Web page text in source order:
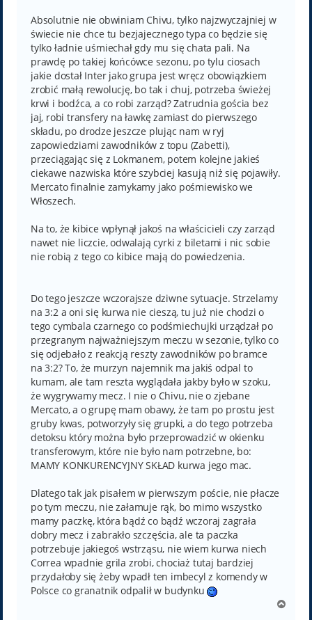
Absolutnie nie obwiniam Chivu, tylko najzwyczajniej w
świecie nie chce tu bezjajecznego typa co będzie się
tylko ładnie uśmiechał gdy mu się chata pali. Na
prawdę po takiej końcówce sezonu, po tylu ciosach
jakie dostał Inter jako grupa jest wręcz obowiązkiem
zrobić małą rewolucję, bo tak i chuj, potrzeba świeżej
krwi i bodźca, a co robi zarząd? Zatrudnia gościa bez
jaj, robi transfery na ławkę zamiast do pierwszego
składu, po drodze jeszcze plując nam w ryj
zapowiedziami zawodników z topu (Zabetti),
przeciągając się z Lokmanem, potem kolejne jakieś
ciekawe nazwiska które szybciej kasują niż się pojawiły.
Mercato finalnie zamykamy jako pośmiewisko we
Włoszech.
Na to, że kibice wpłynął jakoś na właścicieli czy zarząd
nawet nie liczcie, odwalają cyrki z biletami i nic sobie
nie robią z tego co kibice mają do powiedzenia.
Do tego jeszcze wczorajsze dziwne sytuacje. Strzelamy
na 3:2 a oni się kurwa nie cieszą, tu już nie chodzi o
tego cymbala czarnego co podśmiechujki urządzał po
przegranym najważniejszym meczu w sezonie, tylko co
się odjebało z reakcją reszty zawodników po bramce
na 3:2? To, że murzyn najemnik ma jakiś odpal to
kumam, ale tam reszta wyglądała jakby było w szoku,
że wygrywamy mecz. I nie o Chivu, nie o zjebane
Mercato, a o grupę mam obawy, że tam po prostu jest
gruby kwas, potworzyły się grupki, a do tego potrzeba
detoksu który można było przeprowadzić w okienku
transferowym, które nie było nam potrzebne, bo:
MAMY KONKURENCYJNY SKŁAD kurwa jego mac.
Dlatego tak jak pisałem w pierwszym poście, nie płacze
po tym meczu, nie załamuje rąk, bo mimo wszystko
mamy paczkę, która bądź co bądź wczoraj zagrała
dobry mecz i zabrakło szczęścia, ale ta paczka
potrzebuje jakiegoś wstrząsu, nie wiem kurwa niech
Correa wpadnie grila zrobi, chociaż tutaj bardziej
przydałoby się żeby wpadł ten imbecyl z komendy w
Polsce co granatnik odpalił w budynku